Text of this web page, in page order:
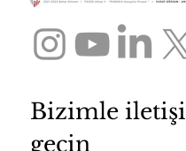
Bizimle
geçin